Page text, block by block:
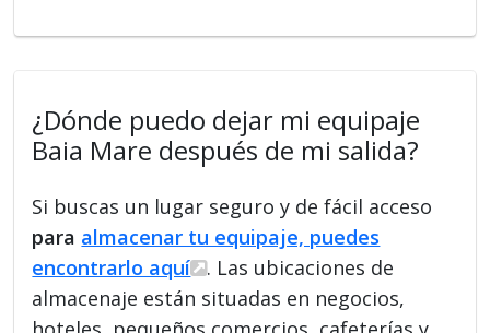
¿Dónde puedo dejar mi equipaje
Baia Mare después de mi salida?
Si buscas un lugar seguro y de fácil acceso
para almacenar tu equipaje, puedes
encontrarlo aquí
. Las ubicaciones de
almacenaje están situadas en negocios,